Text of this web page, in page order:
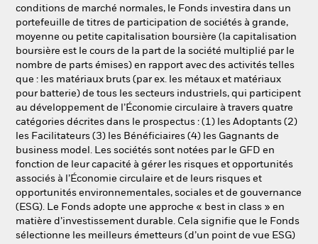
conditions de marché normales, le Fonds investira dans un
portefeuille de titres de participation de sociétés à grande,
moyenne ou petite capitalisation boursière (la capitalisation
boursière est le cours de la part de la société multiplié par le
nombre de parts émises) en rapport avec des activités telles
que : les matériaux bruts (par ex. les métaux et matériaux
pour batterie) de tous les secteurs industriels, qui participent
au développement de l’Économie circulaire à travers quatre
catégories décrites dans le prospectus : (1) les Adoptants (2)
les Facilitateurs (3) les Bénéficiaires (4) les Gagnants de
business model. Les sociétés sont notées par le GFD en
fonction de leur capacité à gérer les risques et opportunités
associés à l’Économie circulaire et de leurs risques et
opportunités environnementales, sociales et de gouvernance
(ESG). Le Fonds adopte une approche « best in class » en
matière d’investissement durable. Cela signifie que le Fonds
sélectionne les meilleurs émetteurs (d’un point de vue ESG)